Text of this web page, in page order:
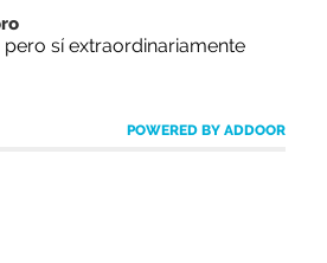
sí extraordinariamente
POWERED BY ADDOOR